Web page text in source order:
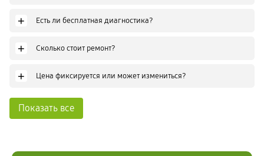
+ Есть ли бесплатная диагностика?
+ Сколько стоит ремонт?
+ Цена фиксируется или может измениться?
Показать все